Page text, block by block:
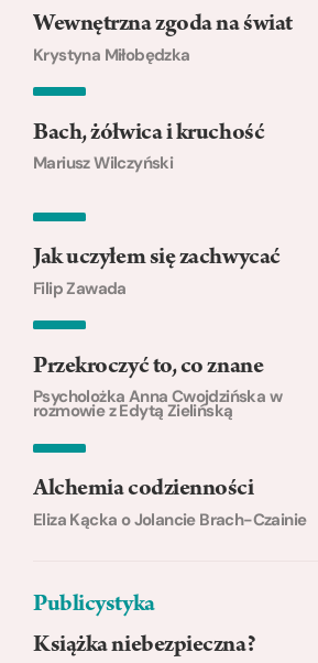
Wewnętrzna zgoda na świat
Krystyna Miłobędzka
Bach, żółwica i kruchość
Mariusz Wilczyński
Jak uczyłem się zachwycać
Filip Zawada
Przekroczyć to, co znane
Psycholożka Anna Cwojdzińska w
rozmowie z Edytą Zielińską
Alchemia codzienności
Eliza Kącka o Jolancie Brach-Czainie
Publicystyka
Książka niebezpieczna?